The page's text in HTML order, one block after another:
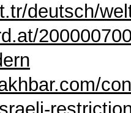
deutsch/